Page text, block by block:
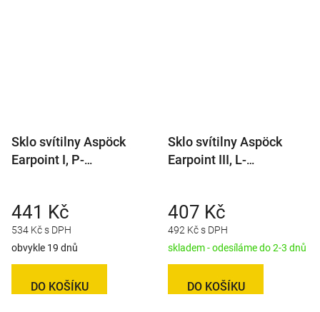
Sklo svítilny Aspöck
Earpoint I, P-
534 Kč s DPH
441 Kč
obvykle 19 dnů
DO KOŠÍKU
Sklo svítilny Aspöck
Earpoint III, L-
492 Kč s DPH
407 Kč
skladem - odesíláme do 2-3 dnů
DO KOŠÍKU